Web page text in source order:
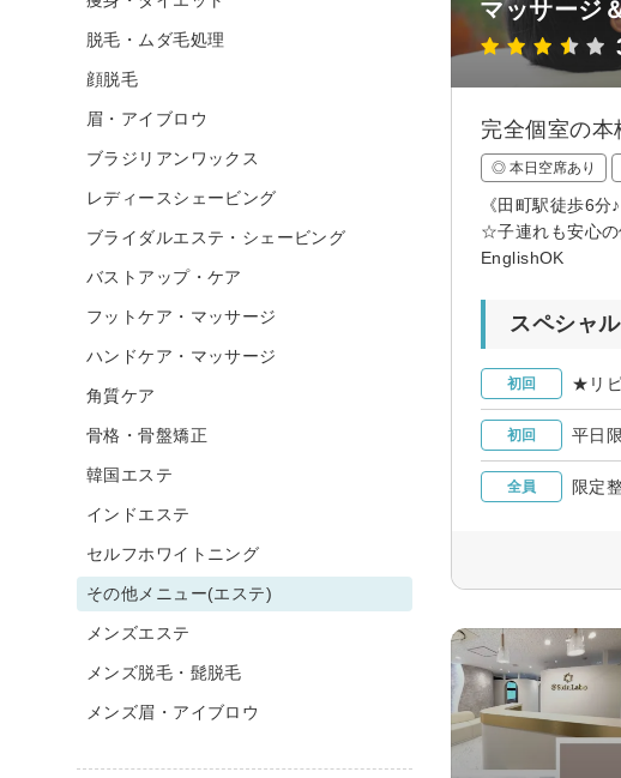
マッサージ
完全個室の
◎ 本日空席あり
《田町駅徒歩6
☆子連れも安心の
EnglishOK
スペシャ
初回 ★リ
初回 平日
全員 限定
脱毛・ムダ毛処理
顔脱毛
眉・アイブロウ
ブラジリアンワックス
レディースシェービング
ブライダルエステ・シェービング
バストアップ・ケア
フットケア・マッサージ
ハンドケア・マッサージ
角質ケア
骨格・骨盤矯正
韓国エステ
インドエステ
セルフホワイトニング
その他メニュー(エステ)
メンズエステ
メンズ脱毛・髭脱毛
メンズ眉・アイブロウ